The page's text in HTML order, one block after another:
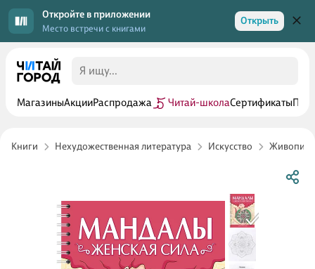
Откройте в приложении
Место встречи с книгами
Открыть
МагазиныАкцииРаспродажа Читай-школаСертификаты
Книги Нехудожественная литература Искусство